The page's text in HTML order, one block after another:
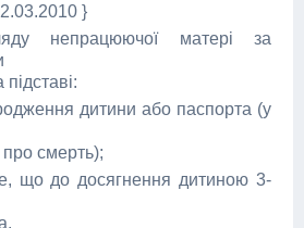
}
непрацюючої матері за
дитини або паспорта (у
про смерть);
що до досягнення дитиною 3-